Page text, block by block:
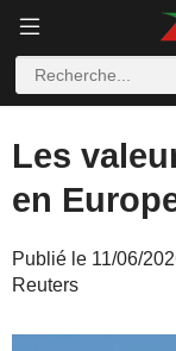
Les
en
Publié le 11/06/
Reuters